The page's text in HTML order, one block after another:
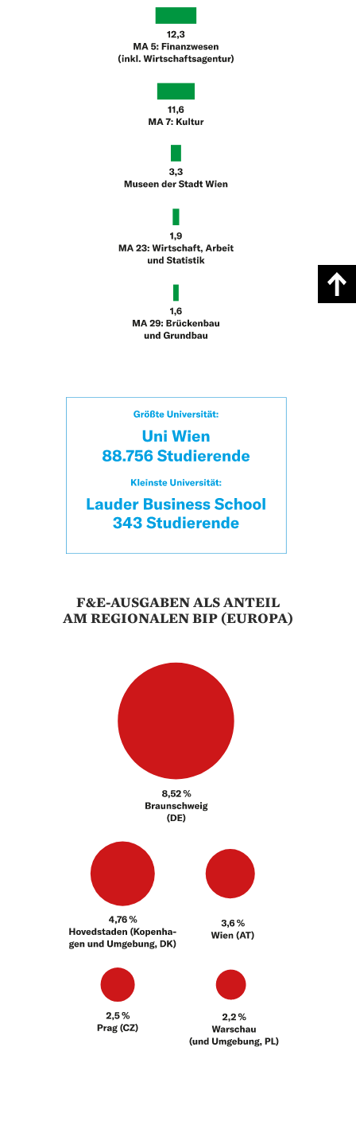
F&E-AUSGABEN ALS ANTEIL
AM REGIONALEN BIP (EUROPA)